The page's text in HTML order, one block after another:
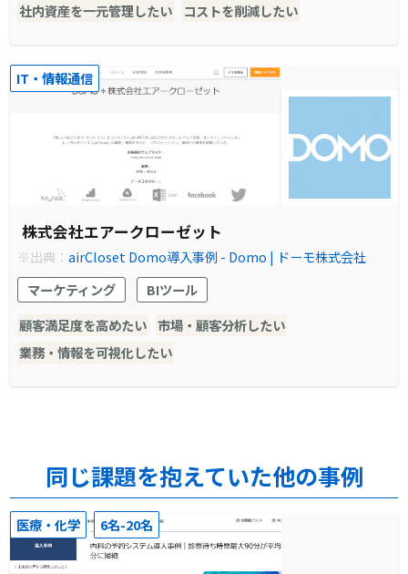
社内資産を一元管理したい
コストを削減したい
IT・情報通信
株式会社エアークローゼット
※出典：airCloset Domo導入事例 - Domo | ドーモ株式会社
マーケティング
BIツール
顧客満足度を高めたい 市場・顧客分析したい
業務・情報を可視化したい
同じ課題を抱えていた他の事例
医療・化学 6名-20名